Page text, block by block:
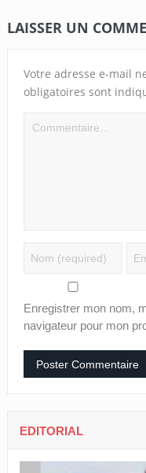
LAISSER UN
Votre adresse e-mail
obligatoires sont
Enregistrer mon nom,
navigateur pour mon
EDITORIAL